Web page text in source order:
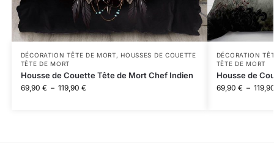
DÉCORATION TÊTE DE MORT,HOUSSES DE COUETTE
TÊTE DE MORT
Housse de Couette Tête de Mort Chef Indien
69,90 € – 119,90 €
DÉCORATION
TÊTE DE MORT
Housse de
69,90 € –